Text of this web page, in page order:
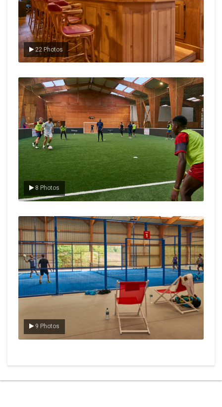
22 Photos
8 Photos
Le foot en salle
9 Photos
Le padel